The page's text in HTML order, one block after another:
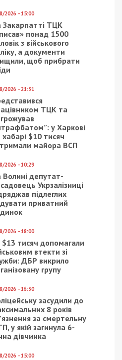
2026 - 15:00
Закарпатті ТЦК
понад 1500
з військового
а документи
щоб прибрати
2026 - 21:31
ТЦК та
у Харкові
хабарі $10 тисяч
майора ВСП
2026 - 10:29
Волині депутат-
Укрзалізниці
підлеглих
приватний
2026 - 18:00
$13 тисяч допомагали
втекти зі
ДБР викрило
групу
2026 - 16:30
засудили до
8 років
за смертельну
у якій загинула 6-
дівчинка
2026 - 15:00